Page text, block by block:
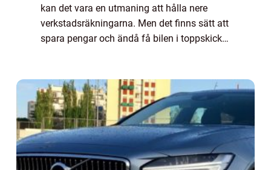
kan det vara en utmaning att hålla nere
verkstadsräkningarna. Men det finns sätt att
spara pengar och ändå få bilen i toppskick. I